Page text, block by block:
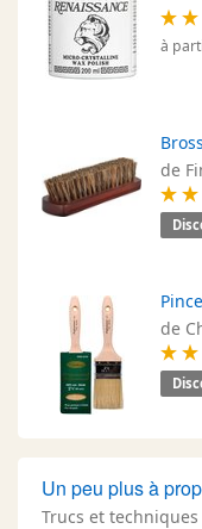
à
de
de
Un peu plus à
Trucs et techniques